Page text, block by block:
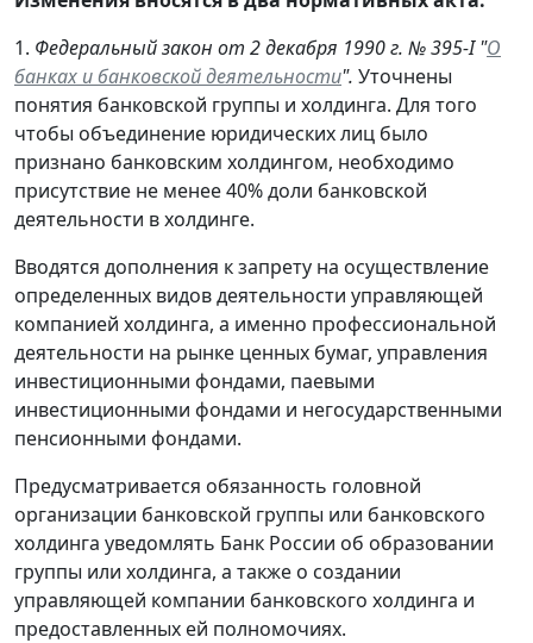
1. Федеральный закон от 2 декабря 1990 г. № 395-I "О
банках и банковской деятельности". Уточнены
понятия банковской группы и холдинга. Для того
чтобы объединение юридических лиц было
признано банковским холдингом, необходимо
присутствие не менее 40% доли банковской
деятельности в холдинге.
Вводятся дополнения к запрету на осуществление
определенных видов деятельности управляющей
компанией холдинга, а именно профессиональной
деятельности на рынке ценных бумаг, управления
инвестиционными фондами, паевыми
инвестиционными фондами и негосударственными
пенсионными фондами.
Предусматривается обязанность головной
организации банковской группы или банковского
холдинга уведомлять Банк России об образовании
группы или холдинга, а также о создании
управляющей компании банковского холдинга и
предоставленных ей полномочиях.